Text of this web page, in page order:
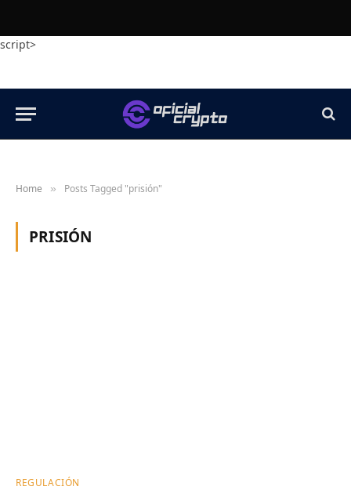
script>
Home » Posts Tagged "prisión"
PRISIÓN
REGULACIÓN